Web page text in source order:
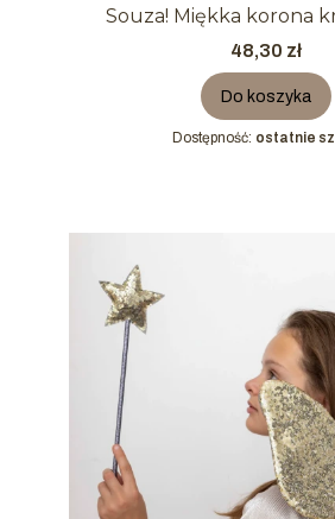
Souza! Miękka korona
Cena
48,30 zł
Do koszyka
Dostępność: ostatnie